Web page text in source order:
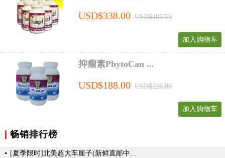
USD$338.00 USD$405.59
加入购物车
抑瘤素PhytoCan ...
USD$188.00 USD$226.00
加入购物车
畅销排行榜
[夏季限时]北美超大车厘子(新鲜直邮中...